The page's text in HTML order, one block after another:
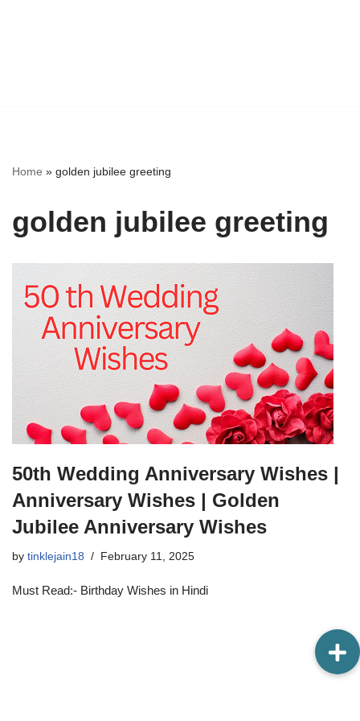
Home » golden jubilee greeting
golden jubilee greeting
50th Wedding Anniversary Wishes |
Anniversary Wishes | Golden
Jubilee Anniversary Wishes
by tinklejain18 February 11, 2025
Must Read:- Birthday Wishes in Hindi